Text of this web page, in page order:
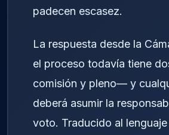
padecen escasez.
La respuesta desde la
el proceso todavía tiene
comisión y pleno— y
deberá asumir la
voto. Traducido al